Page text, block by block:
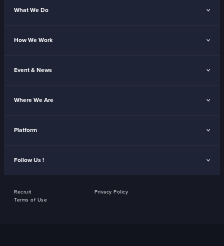
What We Do
How We Work
Event & News
Where We Are
Platform
Follow Us !
Recruit
Privacy Policy
Terms of Use